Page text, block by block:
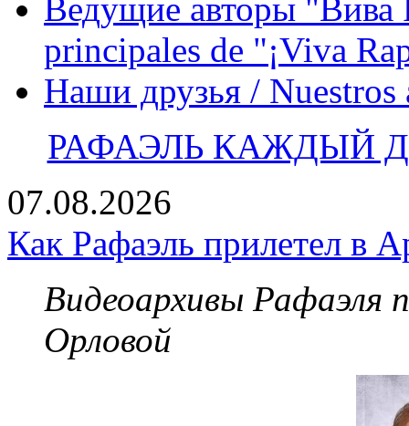
Ведущие авторы "Вива
principales de "¡Viva
Наши друзья / Nuestros
РАФАЭЛЬ КАЖДЫЙ
07.08.2026
Как Рафаэль прилетел в
Видеоархивы Рафаэля
Орловой